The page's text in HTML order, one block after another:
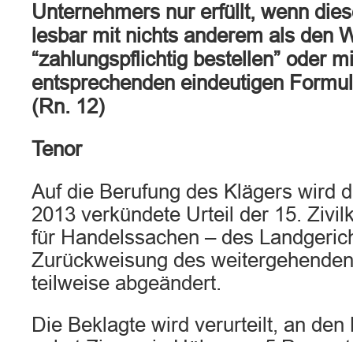
Unternehmers nur erfüllt, wenn
lesbar mit nichts anderem als den
“zahlungspflichtig bestellen” oder
entsprechenden eindeutigen
(Rn. 12)
Tenor
Auf die Berufung des Klägers wird
2013 verkündete Urteil der 15.
für Handelssachen – des
Zurückweisung des
teilweise abgeändert.
Die Beklagte wird verurteilt, an